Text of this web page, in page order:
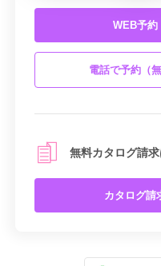
WEB予約
電話で予約（無
無料カタログ請
カタログ請